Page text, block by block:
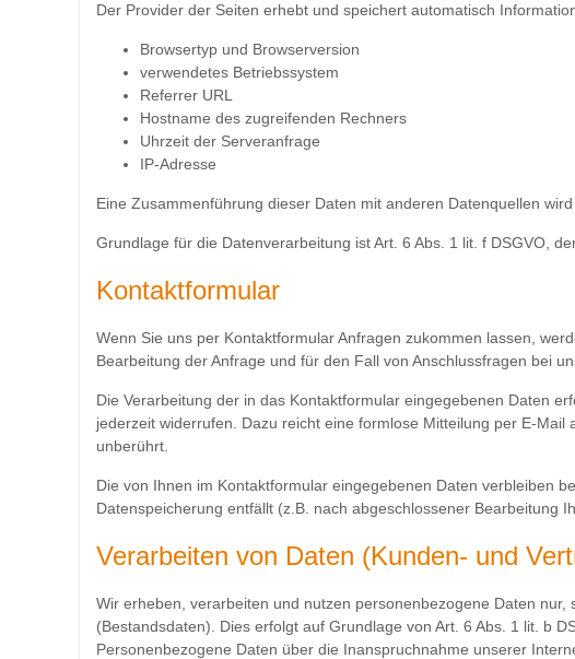
Der Provider der Seiten erhebt und speichert automatisch
Browsertyp und Browserversion
verwendetes Betriebssystem
Referrer URL
Hostname des zugreifenden Rechners
Uhrzeit der Serveranfrage
IP-Adresse
Eine Zusammenführung dieser Daten mit anderen Datenquellen
Grundlage für die Datenverarbeitung ist Art. 6 Abs. 1 lit. f DSGVO,
Kontaktformular
Wenn Sie uns per Kontaktformular Anfragen zukommen lassen,
Bearbeitung der Anfrage und für den Fall von Anschlussfragen bei
Die Verarbeitung der in das Kontaktformular eingegebenen Daten
jederzeit widerrufen. Dazu reicht eine formlose Mitteilung per E-
unberührt.
Die von Ihnen im Kontaktformular eingegebenen Daten verbleiben
Datenspeicherung entfällt (z.B. nach abgeschlossener Bearbeitung
Verarbeiten von Daten (Kunden- und
Wir erheben, verarbeiten und nutzen personenbezogene Daten
(Bestandsdaten). Dies erfolgt auf Grundlage von Art. 6 Abs. 1 lit. b
Personenbezogene Daten über die Inanspruchnahme unserer